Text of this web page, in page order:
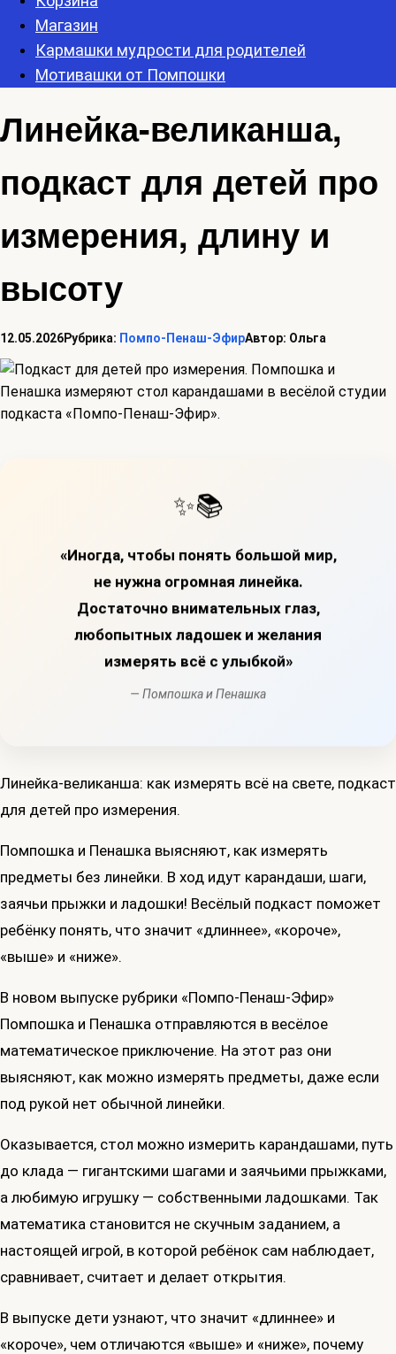
Магазин
Кармашки мудрости для родителей
Мотивашки от Помпошки
Линейка-великанша,
подкаст для детей про
измерения, длину и
высоту
12.05.2026Рубрика: Помпо-Пенаш-ЭфирАвтор: Ольга
✨📚
«Иногда, чтобы понять большой мир,
не нужна огромная линейка.
Достаточно внимательных глаз,
любопытных ладошек и желания
измерять всё с улыбкой»
— Помпошка и Пенашка
Линейка-великанша: как измерять всё на свете, подкаст
для детей про измерения.
Помпошка и Пенашка выясняют, как измерять
предметы без линейки. В ход идут карандаши, шаги,
заячьи прыжки и ладошки! Весёлый подкаст поможет
ребёнку понять, что значит «длиннее», «короче»,
«выше» и «ниже».
В новом выпуске рубрики «Помпо-Пенаш-Эфир»
Помпошка и Пенашка отправляются в весёлое
математическое приключение. На этот раз они
выясняют, как можно измерять предметы, даже если
под рукой нет обычной линейки.
Оказывается, стол можно измерить карандашами, путь
до клада — гигантскими шагами и заячьими прыжками,
а любимую игрушку — собственными ладошками. Так
математика становится не скучным заданием, а
настоящей игрой, в которой ребёнок сам наблюдает,
сравнивает, считает и делает открытия.
В выпуске дети узнают, что значит «длиннее» и
«короче», чем отличаются «выше» и «ниже», почему